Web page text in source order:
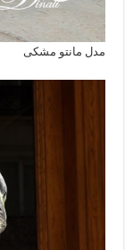
مدل مانتو مشکی